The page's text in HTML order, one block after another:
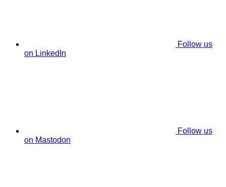
Follow us
on LinkedIn
Follow us
on Mastodon